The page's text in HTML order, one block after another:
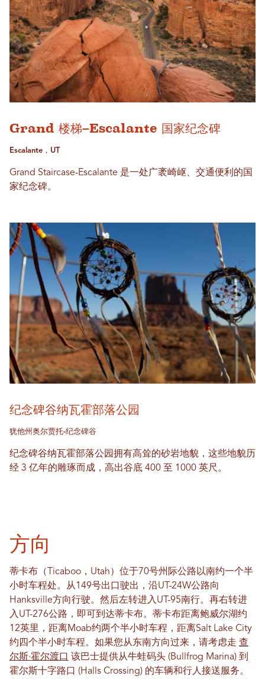
Grand 楼梯–Escalante 国家纪念碑
Escalante，UT
Grand Staircase-Escalante 是一处广袤崎岖、交通便利的国
家纪念碑。
纪念碑谷纳瓦霍部落公园
犹他州奥尔贾托-纪念碑谷
纪念碑谷纳瓦霍部落公园拥有高耸的砂岩地貌，这些地貌历
经 3 亿年的雕琢而成，高出谷底 400 至 1000 英尺。
方向
蒂卡布（Ticaboo，Utah）位于70号州际公路以南约一个半
小时车程处。从149号出口驶出，沿UT-24W公路向
Hanksville方向行驶。然后左转进入UT-95南行。再右转进
入UT-276公路，即可到达蒂卡布。蒂卡布距离鲍威尔湖约
12英里，距离Moab约两个半小时车程，距离Salt Lake City
约四个半小时车程。如果您从东南方向过来，请考虑走 查
尔斯·霍尔渡口 该巴士提供从牛蛙码头 (Bullfrog Marina) 到
霍尔斯十字路口 (Halls Crossing) 的车辆和行人接送服务。